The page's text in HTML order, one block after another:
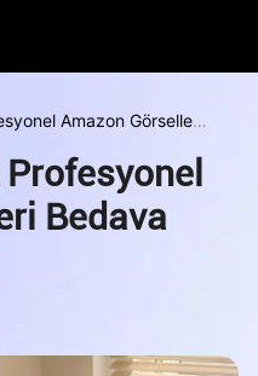
Amazon Görselleri
Bedava